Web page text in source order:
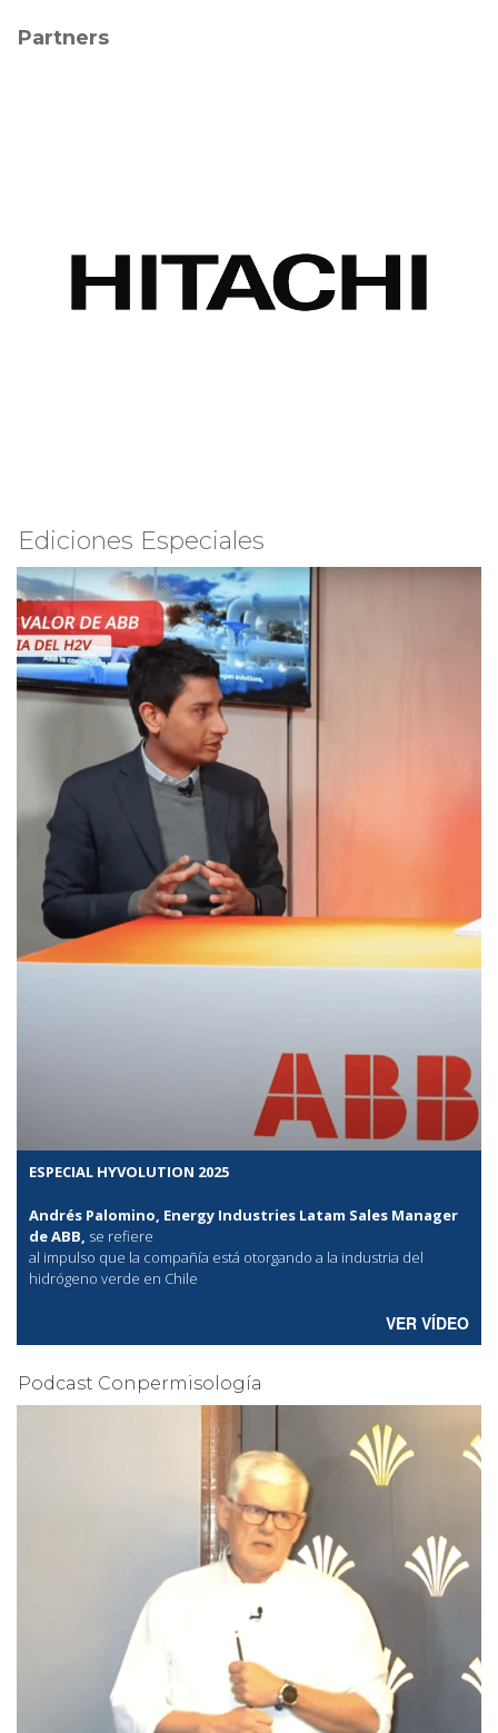
Partners
Ediciones Especiales
ESPECIAL HYVOLUTION 2025
Andrés Palomino, Energy Industries Latam Sales Manager
de ABB, se refiere
al impulso que la compañía está otorgando a la industria del
hidrógeno verde en Chile
VER VÍDEO
Podcast Conpermisología